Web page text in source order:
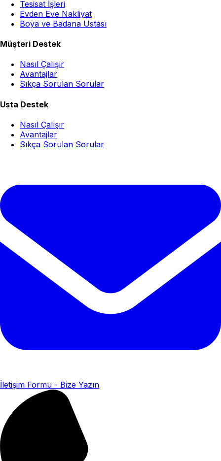
Tesisat İşleri
Evden Eve Nakliyat
Boya ve Badana Ustası
Müşteri Destek
Nasıl Çalışır
Avantajlar
Sıkça Sorulan Sorular
Usta Destek
Nasıl Çalışır
Avantajlar
Sıkça Sorulan Sorular
İletişim Formu - Bize Yazın